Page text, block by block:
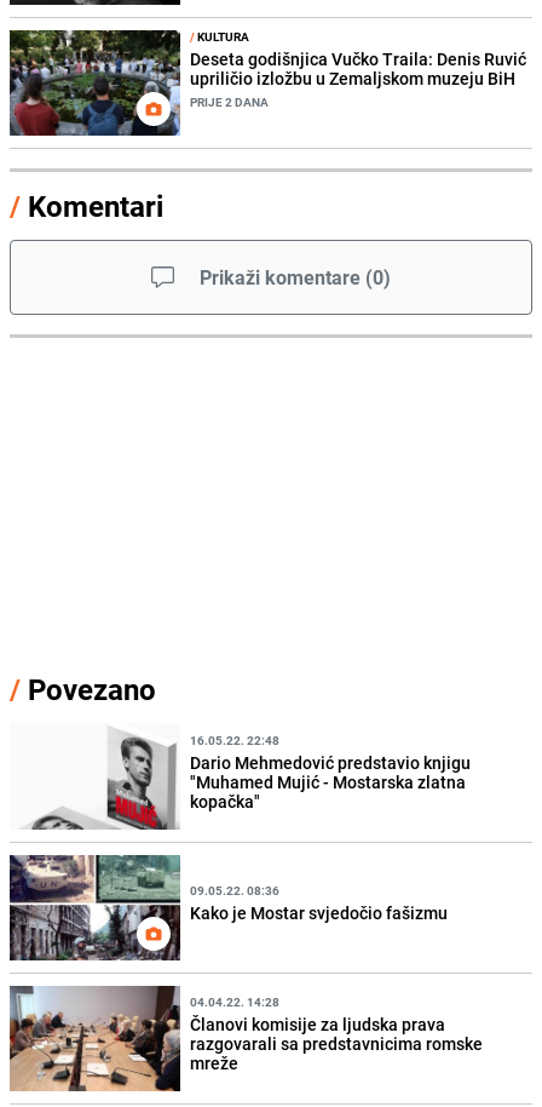
/KULTURA
Deseta godišnjica Vučko Traila: Denis Ruvić
upriličio izložbu u Zemaljskom muzeju BiH
PRIJE 2 DANA
/ Komentari
Prikaži komentare (0)
/ Povezano
16.05.22. 22:48
Dario Mehmedović predstavio knjigu
"Muhamed Mujić - Mostarska zlatna
kopačka"
09.05.22. 08:36
Kako je Mostar svjedočio fašizmu
04.04.22. 14:28
Članovi komisije za ljudska prava
razgovarali sa predstavnicima romske
mreže